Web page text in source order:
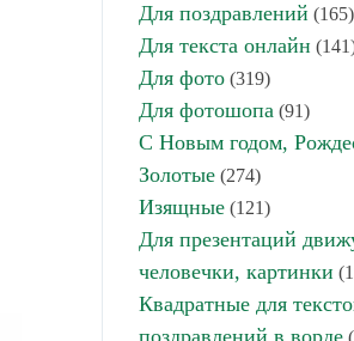
Для поздравлений (165)
Для текста онлайн
Для фото (319)
Для фотошопа (91)
С Новым годом,
Золотые (274)
Изящные (121)
Для презентаций
человечки, картинки
Квадратные для
поздравлений в ворде